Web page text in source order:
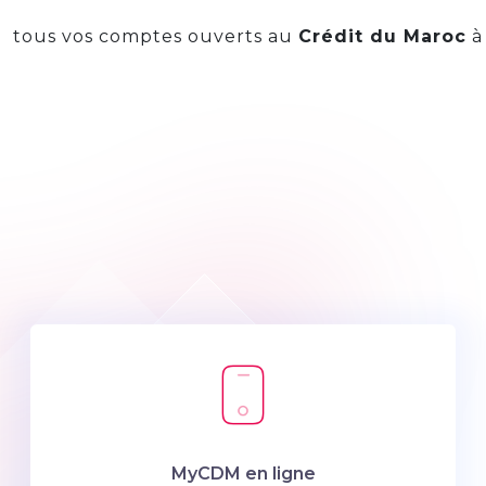
tous vos comptes ouverts au Crédit du Maroc
MyCDM en ligne